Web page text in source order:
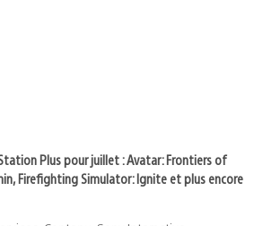
Plus pour juillet : Avatar: Frontiers of
Firefighting Simulator: Ignite et plus encore